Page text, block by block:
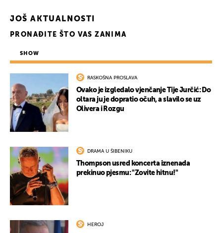
JOŠ AKTUALNOSTI
PRONAĐITE ŠTO VAS ZANIMA
SHOW
RASKOŠNA PROSLAVA
Ovako je izgledalo vjenčanje Tije Jurčić: Do
oltara ju je dopratio očuh, a slavilo se uz
Olivera i Rozgu
DRAMA U ŠIBENIKU
Thompson usred koncerta iznenada
prekinuo pjesmu: "Zovite hitnu!"
HEROJ